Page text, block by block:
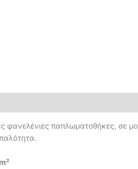
φανελένιες παπλωματοθήκες, σε